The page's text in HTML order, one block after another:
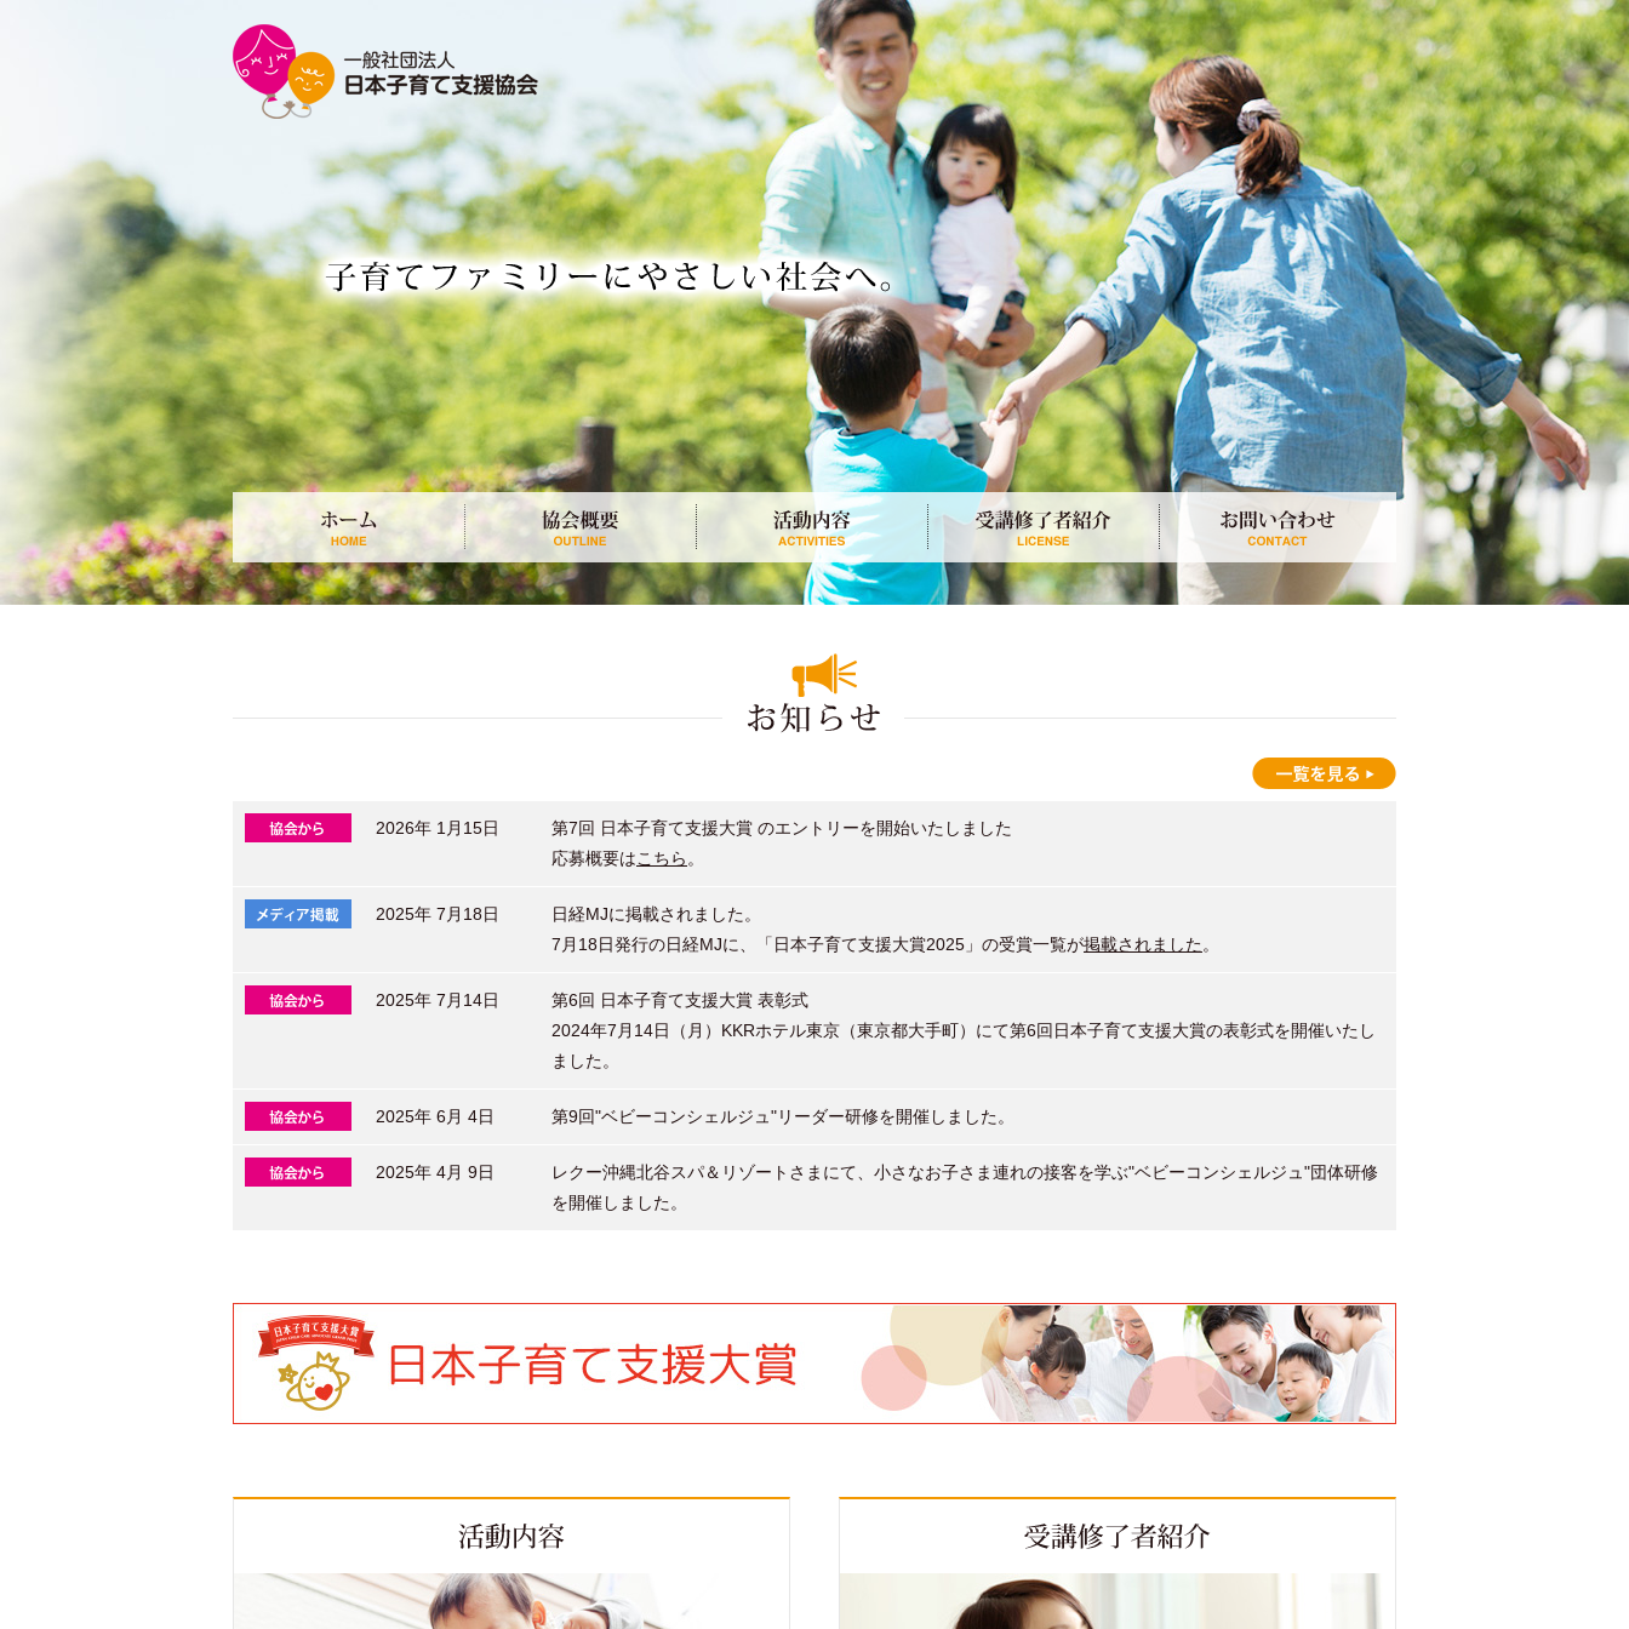
2026年 1月15日
第7回 日本子育て支援大賞 のエントリーを開始いたしました
応募概要はこちら 。
2025年 7月18日
日経MJに掲載されました。
7月18日発行の日経MJに、「日本子育て支援大賞2025」の受賞一覧が掲載されました。
2025年 7月14日
第6回 日本子育て支援大賞 表彰式
2024年7月14日（月）KKRホテル東京（東京都大手町）にて第6回日本子育て支援大賞の表彰式を開催いたし
ました。
2025年 6月 4日 第9回"ベビーコンシェルジュ"リーダー研修を開催しました。
2025年 4月 9日
レクー沖縄北谷スパ＆リゾートさまにて、小さなお子さま連れの接客を学ぶ"ベビーコンシェルジュ"団体研修
を開催しました。